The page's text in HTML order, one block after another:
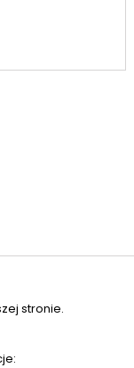
stronie.